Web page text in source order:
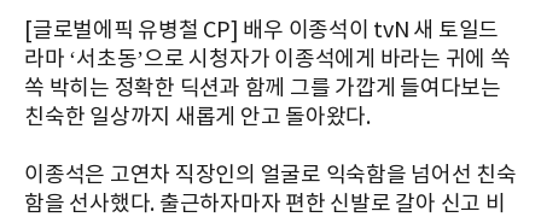
[글로벌에픽 유병철 CP] 배우 이종석이 tvN 새 토일드
라마 ‘서초동’으로 시청자가 이종석에게 바라는 귀에 쏙
쏙 박히는 정확한 딕션과 함께 그를 가깝게 들여다보는
친숙한 일상까지 새롭게 안고 돌아왔다.
이종석은 고연차 직장인의 얼굴로 익숙함을 넘어선 친숙
함을 선사했다. 출근하자마자 편한 신발로 갈아 신고 비